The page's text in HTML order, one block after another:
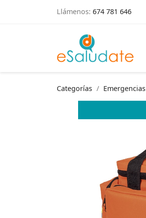
Llámenos: 674 781 646
Categorías Emergencias